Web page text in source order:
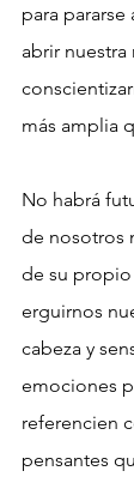
para pararse
abrir nuestra
más amplia
No habrá
de nosotros
de su
erguirnos
cabeza y
emociones
referencien
pensantes